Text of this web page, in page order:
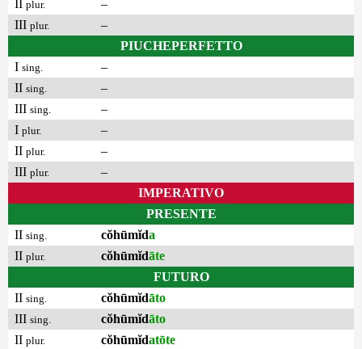
plur.
–
III plur.
–
PIUCHEPERFETTO
I sing.
–
II sing.
–
III sing.
–
I plur.
–
II plur.
–
III plur.
–
IMPERATIVO
PRESENTE
II sing. cŏhūmĭda
II plur. cŏhūmĭdāte
FUTURO
II sing. cŏhūmĭdāto
III sing. cŏhūmĭdāto
II plur. cŏhūmĭdatōte